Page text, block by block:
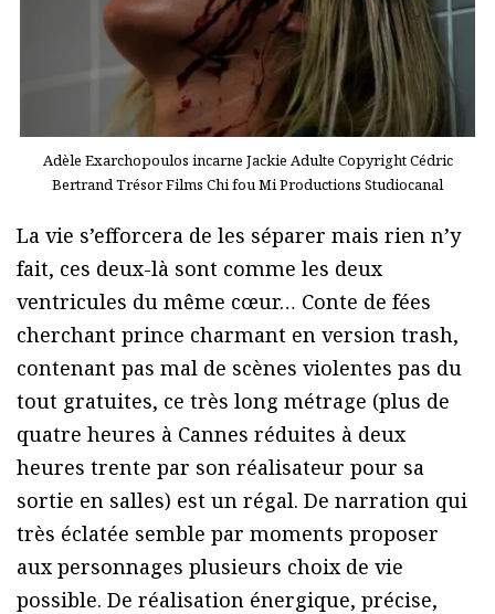
Adèle Exarchopoulos incarne Jackie Adulte Copyright Cédric
Bertrand Trésor Films Chi fou Mi Productions Studiocanal
La vie s’efforcera de les séparer mais rien n’y
fait, ces deux-là sont comme les deux
ventricules du même cœur… Conte de fées
cherchant prince charmant en version trash,
contenant pas mal de scènes violentes pas du
tout gratuites, ce très long métrage (plus de
quatre heures à Cannes réduites à deux
heures trente par son réalisateur pour sa
sortie en salles) est un régal. De narration qui
très éclatée semble par moments proposer
aux personnages plusieurs choix de vie
possible. De réalisation énergique, précise,